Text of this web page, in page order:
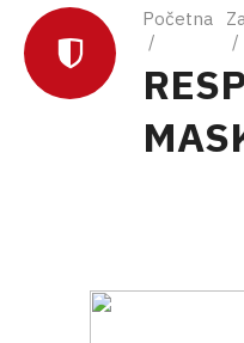
Početna